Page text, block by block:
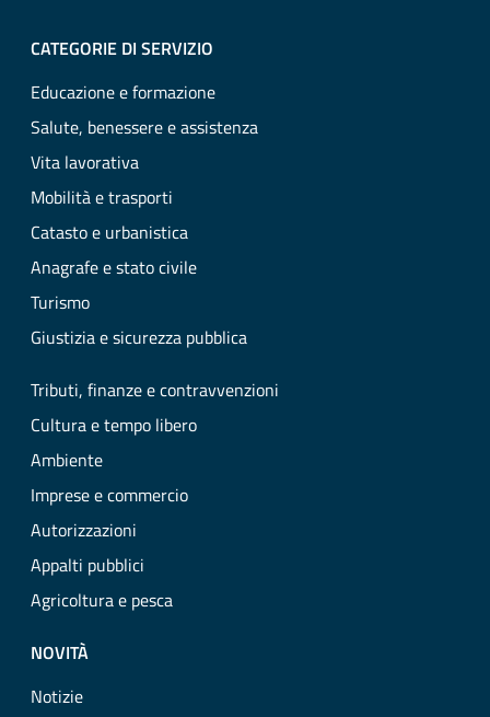
CATEGORIE DI SERVIZIO
Educazione e formazione
Salute, benessere e assistenza
Vita lavorativa
Mobilità e trasporti
Catasto e urbanistica
Anagrafe e stato civile
Turismo
Giustizia e sicurezza pubblica
Tributi, finanze e contravvenzioni
Cultura e tempo libero
Ambiente
Imprese e commercio
Autorizzazioni
Appalti pubblici
Agricoltura e pesca
NOVITÀ
Notizie